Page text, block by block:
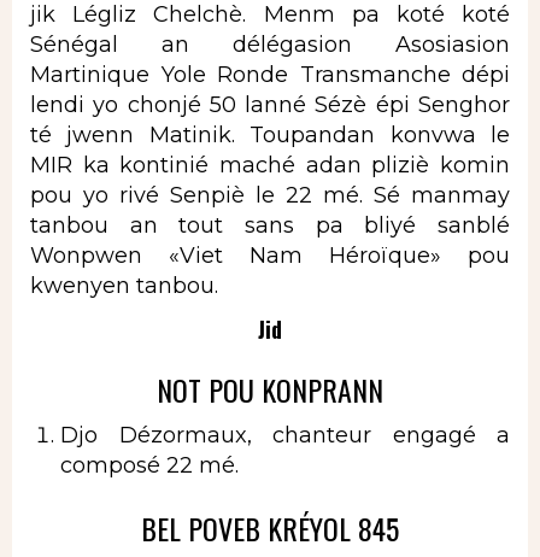
jik Légliz Chelchè. Menm pa koté koté
Sénégal an délégasion Asosiasion
Martinique Yole Ronde Transmanche dépi
lendi yo chonjé 50 lanné Sézè épi Senghor
té jwenn Matinik. Toupandan konvwa le
MIR ka kontinié maché adan pliziè komin
pou yo rivé Senpiè le 22 mé. Sé manmay
tanbou an tout sans pa bliyé sanblé
Wonpwen «Viet Nam Héroïque» pou
kwenyen tanbou.
Jid
NOT POU KONPRANN
Djo Dézormaux, chanteur engagé a
composé 22 mé.
BEL POVEB KRÉYOL 845